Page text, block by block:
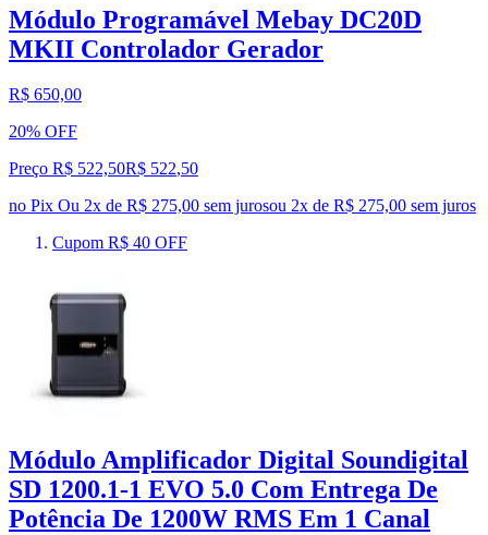
Módulo Programável Mebay DC20D
MKII Controlador Gerador
R$ 650,00
20% OFF
Preço R$ 522,50R$ 522,50
no Pix Ou 2x de R$ 275,00 sem jurosou 2x de R$ 275,00 sem juros
Cupom R$ 40 OFF
Módulo Amplificador Digital Soundigital
SD 1200.1-1 EVO 5.0 Com Entrega De
Potência De 1200W RMS Em 1 Canal